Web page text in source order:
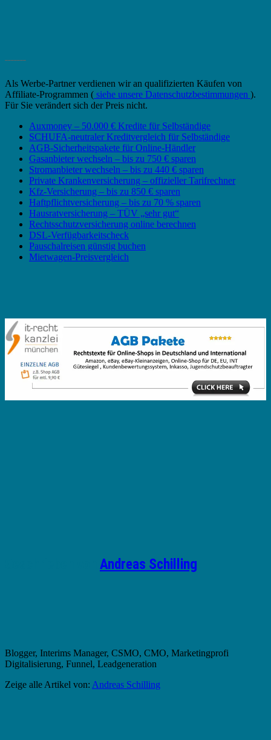
Als Werbe-Partner verdienen wir an qualifizierten Käufen von
Affiliate-Programmen ( siehe unsere Datenschutzbestimmungen ).
Für Sie verändert sich der Preis nicht.
Auxmoney – 50.000 € Kredite für Selbständige
SCHUFA-neutraler Kreditvergleich für Selbständige
AGB-Sicherheitspakete für Online-Händler
Gasanbieter wechseln – bis zu 750 € sparen
Stromanbieter wechseln – bis zu 440 € sparen
Private Krankenversicherung – offizieller Tarifrechner
Kfz-Versicherung – bis zu 850 € sparen
Haftpflichtversicherung – bis zu 70 % sparen
Hausratversicherung – TÜV „sehr gut“
Rechtsschutzversicherung online berechnen
DSL-Verfügbarkeitscheck
Pauschalreisen günstig buchen
Mietwagen-Preisvergleich
Andreas Schilling
Blogger, Interims Manager, CSMO, CMO, Marketingprofi
Digitalisierung, Funnel, Leadgeneration
Zeige alle Artikel von: Andreas Schilling